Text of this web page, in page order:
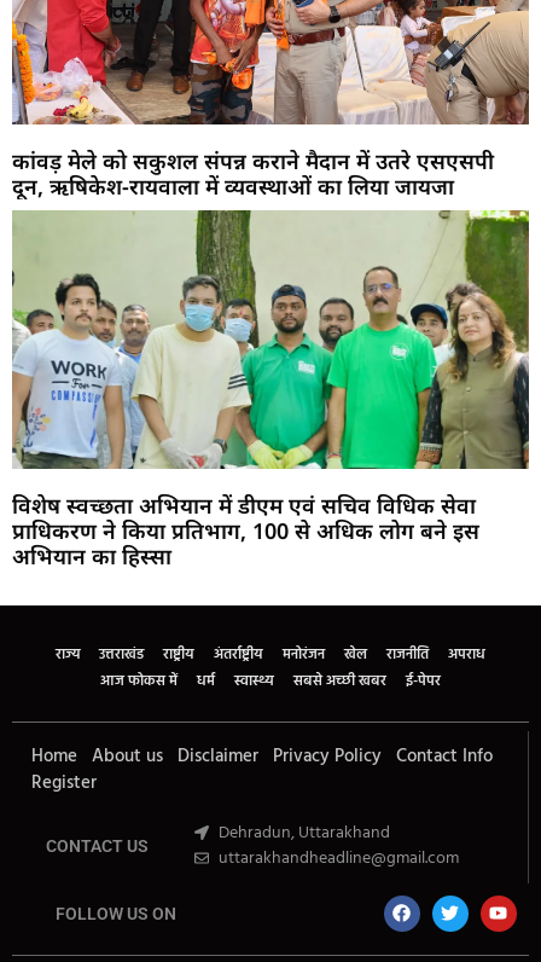
कांवड़ मेले को सकुशल संपन्न कराने मैदान में उतरे एसएसपी
दून, ऋषिकेश-रायवाला में व्यवस्थाओं का लिया जायजा
विशेष स्वच्छता अभियान में डीएम एवं सचिव विधिक सेवा
प्राधिकरण ने किया प्रतिभाग, 100 से अधिक लोग बने इस
अभियान का हिस्सा
राज्य उत्तराखंड राष्ट्रीय अंतर्राष्ट्रीय मनोरंजन खेल राजनीति
अपराध
आज फोकस में
धर्म स्वास्थ्य सबसे अच्छी खबर ई-पेपर
Home About us Disclaimer Privacy Policy Contact Info
Register
CONTACT US
Dehradun, Uttarakhand
uttarakhandheadline@gmail.com
FOLLOW US ON